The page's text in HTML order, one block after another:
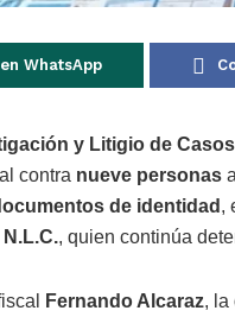
WhatsApp
y Litigio de
contra nueve personas
de identidad ,
N.L.C., quien continúa
Fernando Alcaraz, la